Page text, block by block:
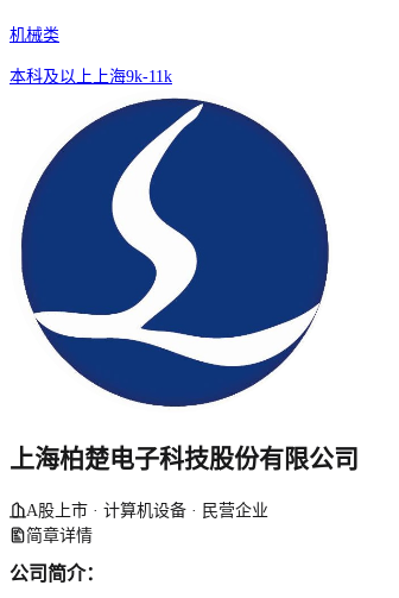
机械类
本科及以上 上海9k-11k
上海柏楚电子科技股份有限公司
A股上市 · 计算机设备 · 民营企业
简章详情
公司简介：